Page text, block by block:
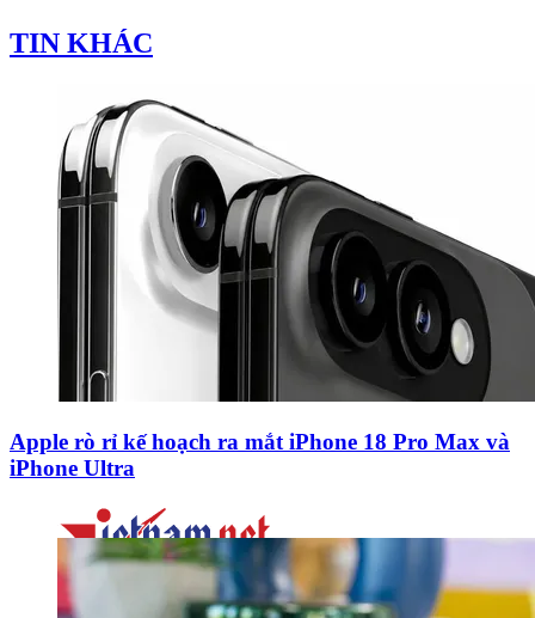
TIN KHÁC
Apple rò rỉ kế hoạch ra mắt iPhone 18 Pro Max và
iPhone Ultra